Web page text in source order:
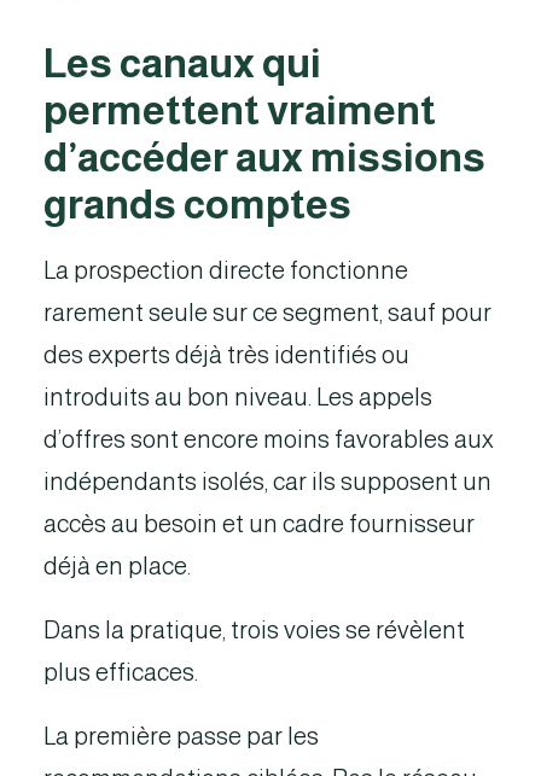
Les canaux qui
permettent vraiment
d’accéder aux missions
grands comptes
La prospection directe fonctionne
rarement seule sur ce segment, sauf pour
des experts déjà très identifiés ou
introduits au bon niveau. Les appels
d’offres sont encore moins favorables aux
indépendants isolés, car ils supposent un
accès au besoin et un cadre fournisseur
déjà en place.
Dans la pratique, trois voies se révèlent
plus efficaces.
La première passe par les